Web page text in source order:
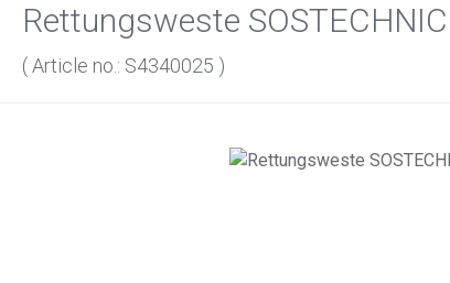
Rettungsweste
( Article no.: S4340025 )